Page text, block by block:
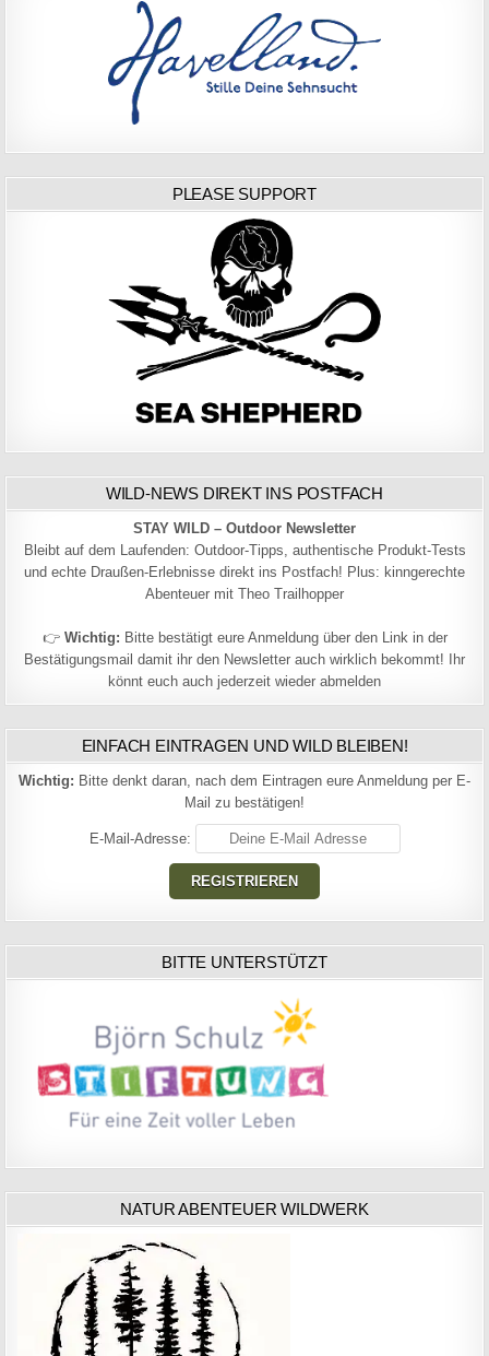
PLEASE SUPPORT
WILD-NEWS DIREKT INS POSTFACH
STAY WILD – Outdoor Newsletter
Bleibt auf dem Laufenden: Outdoor-Tipps, authentische Produkt-Tests
und echte Draußen-Erlebnisse direkt ins Postfach! Plus: kinngerechte
Abenteuer mit Theo Trailhopper
👉 Wichtig: Bitte bestätigt eure Anmeldung über den Link in der
Bestätigungsmail damit ihr den Newsletter auch wirklich bekommt! Ihr
könnt euch auch jederzeit wieder abmelden
EINFACH EINTRAGEN UND WILD BLEIBEN!
Wichtig: Bitte denkt daran, nach dem Eintragen eure Anmeldung per E-
Mail zu bestätigen!
E-Mail-Adresse:
BITTE UNTERSTÜTZT
NATUR ABENTEUER WILDWERK